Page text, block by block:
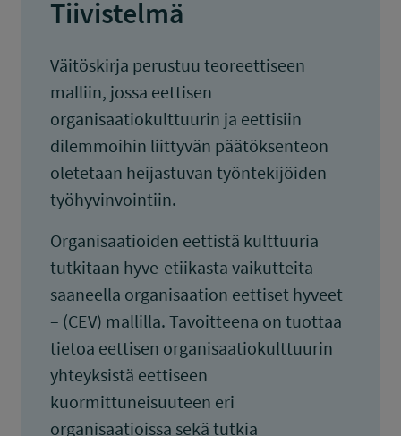
Tiivistelmä
Väitöskirja perustuu teoreettiseen
malliin, jossa eettisen
organisaatiokulttuurin ja eettisiin
dilemmoihin liittyvän päätöksenteon
oletetaan heijastuvan työntekijöiden
työhyvinvointiin.
Organisaatioiden eettistä kulttuuria
tutkitaan hyve-etiikasta vaikutteita
saaneella organisaation eettiset hyveet
– (CEV) mallilla. Tavoitteena on tuottaa
tietoa eettisen organisaatiokulttuurin
yhteyksistä eettiseen
kuormittuneisuuteen eri
organisaatioissa sekä tutkia